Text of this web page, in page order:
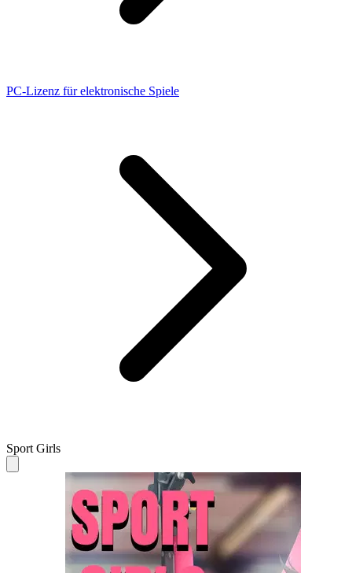
PC-Lizenz für elektronische Spiele
Sport Girls